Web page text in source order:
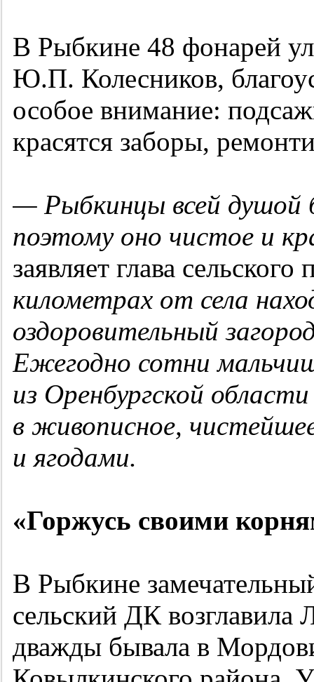
В Рыбкине 48 фонарей
Ю.П. Колесников,
особое внимание:
красятся заборы,
— Рыбкинцы всей душой
поэтому оно чистое и
заявляет глава
километрах от села
оздоровительный
Ежегодно сотни
из Оренбургской
в живописное,
и ягодами.
«Горжусь своими
В Рыбкине
сельский ДК
дважды бывала в